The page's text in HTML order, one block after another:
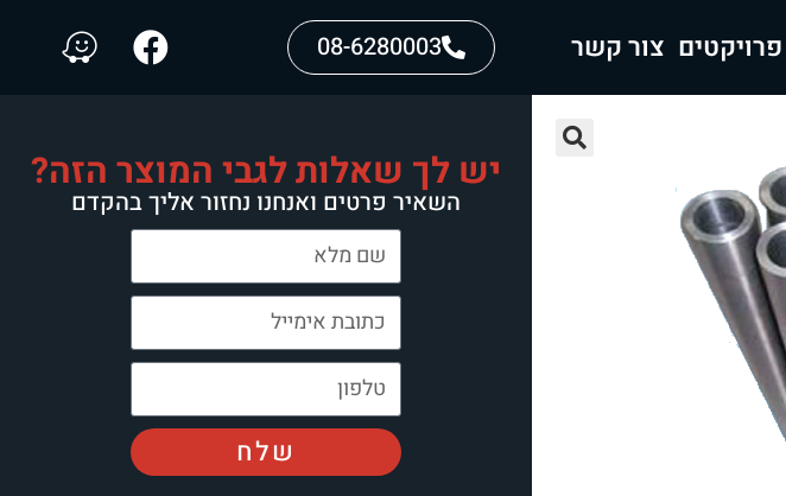
פרויקטים צור קשר 08-6280003
יש לך שאלות לגבי המוצר הזה?
השאיר פרטים ואנחנו נחזור אליך בהקדם
שלח